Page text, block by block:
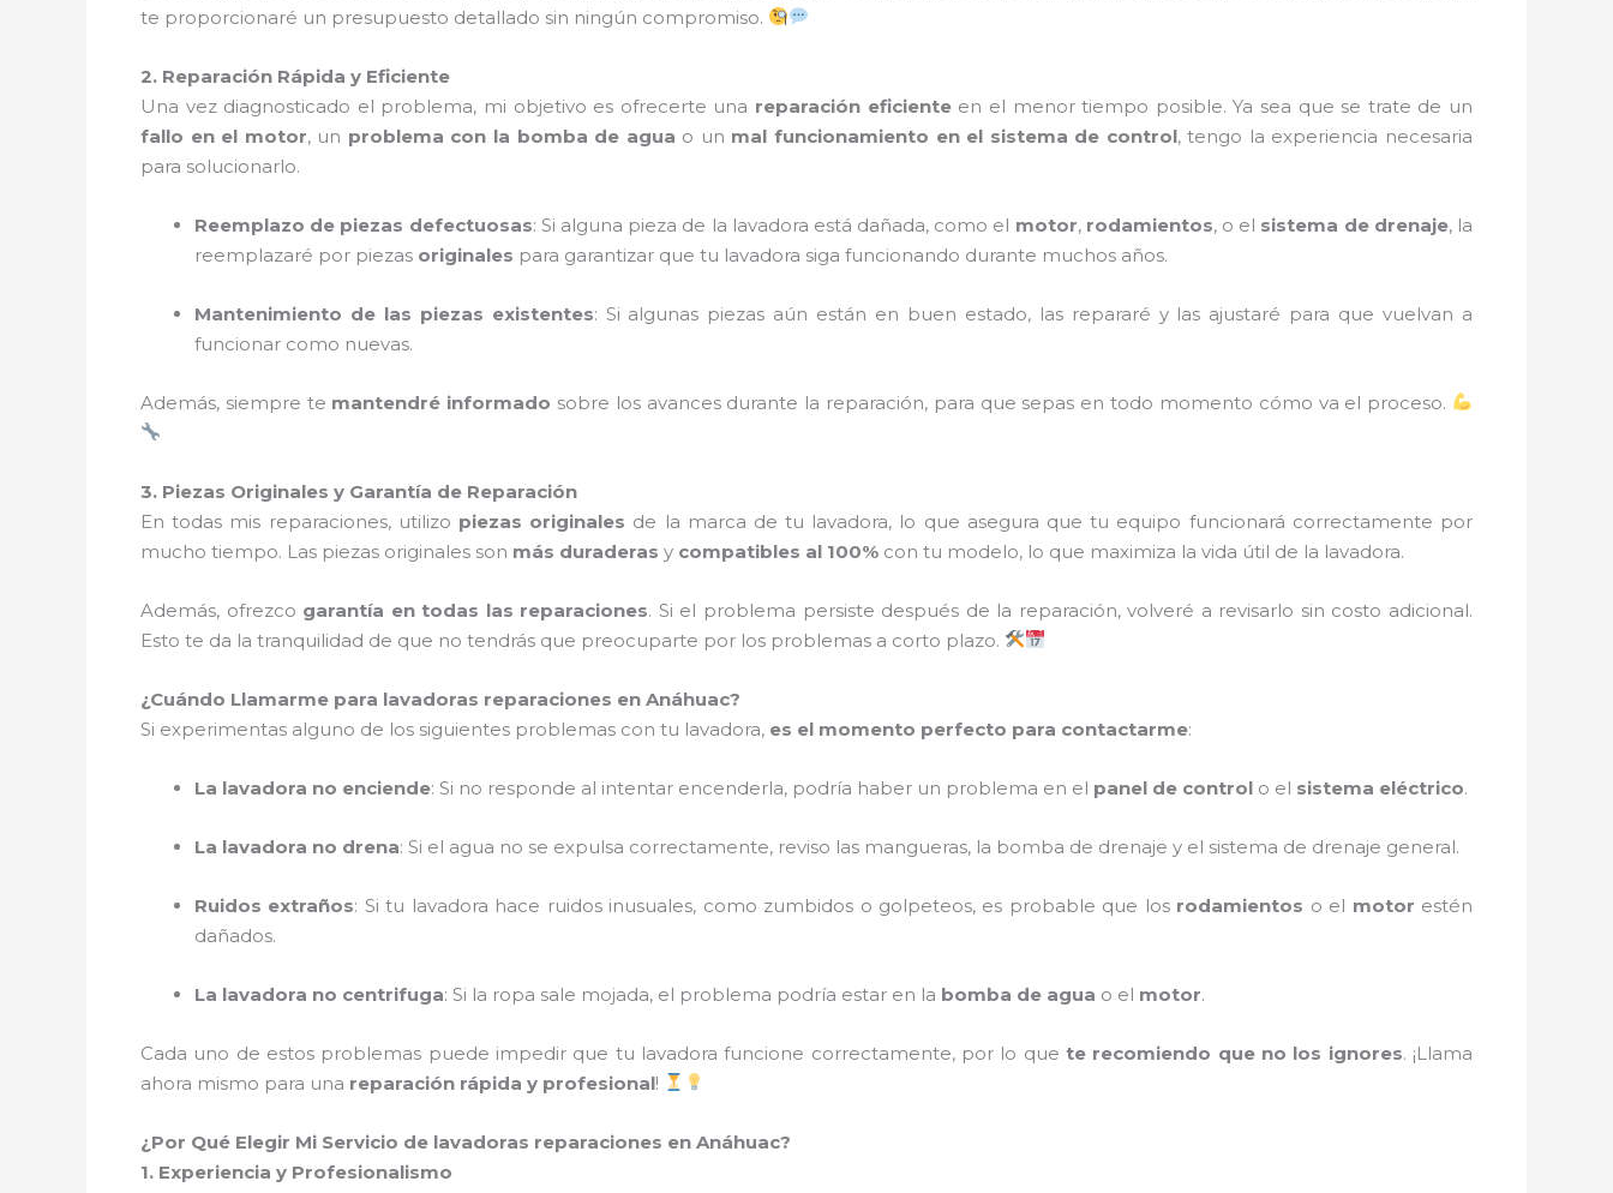
te proporcionaré un presupuesto detallado sin ningún compromiso.
2. Reparación Rápida y Eficiente
Una vez diagnosticado el problema, mi objetivo es ofrecerte una reparación eficienteen el menor tiempo posible. Ya sea que se trate de un
fallo en el motor, un problema con la bomba de agua o un mal funcionamiento en el sistema de control, tengo la experiencia necesaria
para solucionarlo.
Reemplazo de piezas defectuosas: Si alguna pieza de la lavadora está dañada, como el motor, rodamientos, o el sistema de drenaje, la
reemplazaré por piezas originales para garantizar que tu lavadora siga funcionando durante muchos años.
Mantenimiento de las piezas existentes: Si algunas piezas aún están en buen estado, las repararé y las ajustaré para que vuelvan a
funcionar como nuevas.
Además, siempre te mantendré informado sobre los avances durante la reparación, para que sepas en todo momento cómo va el proceso.
3. Piezas Originales y Garantía de Reparación
En todas mis reparaciones, utilizo piezas originales de la marca de tu lavadora, lo que asegura que tu equipo funcionará correctamente por
mucho tiempo. Las piezas originales son más duraderas y compatibles al 100% con tu modelo, lo que maximiza la vida útil de la lavadora.
Además, ofrezco garantía en todas las reparaciones. Si el problema persiste después de la reparación, volveré a revisarlo sin costo adicional.
Esto te da la tranquilidad de que no tendrás que preocuparte por los problemas a corto plazo.
¿Cuándo Llamarme para lavadoras reparaciones en Anáhuac?
Si experimentas alguno de los siguientes problemas con tu lavadora, es el momento perfecto para contactarme:
La lavadora no enciende: Si no responde al intentar encenderla, podría haber un problema en el panel de control o el sistema eléctrico.
La lavadora no drena: Si el agua no se expulsa correctamente, reviso las mangueras, la bomba de drenaje y el sistema de drenaje general.
Ruidos extraños: Si tu lavadora hace ruidos inusuales, como zumbidos o golpeteos, es probable que los rodamientos o el motor estén
dañados.
La lavadora no centrifuga: Si la ropa sale mojada, el problema podría estar en la bomba de agua o el motor.
Cada uno de estos problemas puede impedir que tu lavadora funcione correctamente, por lo que te recomiendo que no los ignores. ¡Llama
ahora mismo para una reparación rápida y profesional!
¿Por Qué Elegir Mi Servicio de lavadoras reparaciones en Anáhuac?
1. Experiencia y Profesionalismo